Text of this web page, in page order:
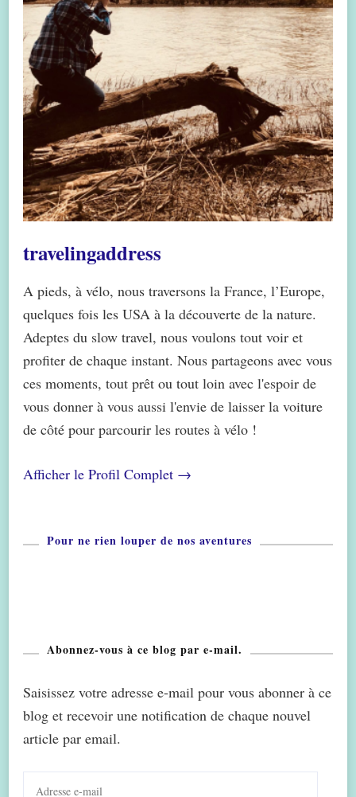
travelingaddress
A pieds, à vélo, nous traversons la France, l’Europe,
quelques fois les USA à la découverte de la nature.
Adeptes du slow travel, nous voulons tout voir et
profiter de chaque instant. Nous partageons avec vous
ces moments, tout prêt ou tout loin avec l'espoir de
vous donner à vous aussi l'envie de laisser la voiture
de côté pour parcourir les routes à vélo !
Afficher le Profil Complet →
Pour ne rien louper de nos aventures
Abonnez-vous à ce blog par e-mail.
Saisissez votre adresse e-mail pour vous abonner à ce
blog et recevoir une notification de chaque nouvel
article par email.